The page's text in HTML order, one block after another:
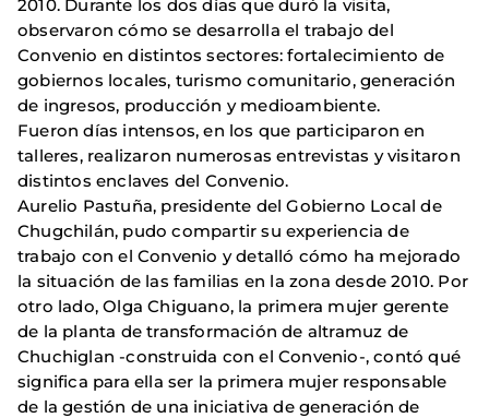
2010. Durante los dos días que duró la visita,
observaron cómo se desarrolla el trabajo del
Convenio en distintos sectores: fortalecimiento de
gobiernos locales, turismo comunitario, generación
de ingresos, producción y medioambiente.
Fueron días intensos, en los que participaron en
talleres, realizaron numerosas entrevistas y visitaron
distintos enclaves del Convenio.
Aurelio Pastuña, presidente del Gobierno Local de
Chugchilán, pudo compartir su experiencia de
trabajo con el Convenio y detalló cómo ha mejorado
la situación de las familias en la zona desde 2010. Por
otro lado, Olga Chiguano, la primera mujer gerente
de la planta de transformación de altramuz de
Chuchiglan -construida con el Convenio-, contó qué
significa para ella ser la primera mujer responsable
de la gestión de una iniciativa de generación de